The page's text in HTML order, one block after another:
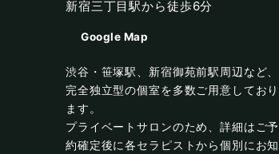
新宿三丁目駅から徒歩6分
Google Map
渋谷・笹塚駅、新宿御苑前駅周辺など、
完全独立型の個室を多数ご用意しており
ます。
プライベートサロンのため、詳細はご予
約確定後に各セラピストから個別にお知